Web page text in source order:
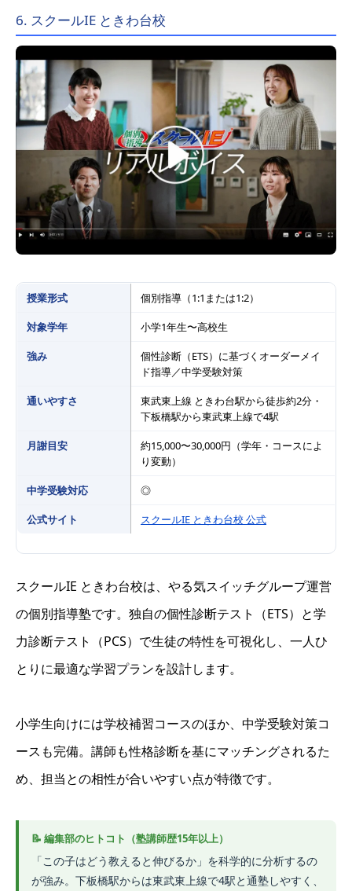
6. スクールIE ときわ台校
授業形式 個別指導（1:1または1:2）
対象学年 小学1年生〜高校生
強み
個性診断（ETS）に基づくオーダーメイ
ド指導／中学受験対策
通いやすさ
東武東上線 ときわ台駅から徒歩約2分・
下板橋駅から東武東上線で4駅
月謝目安
約15,000〜30,000円（学年・コースによ
り変動）
中学受験対応 ◎
公式サイト スクールIE ときわ台校 公式
スクールIE ときわ台校は、やる気スイッチグループ運営
の個別指導塾です。独自の個性診断テスト（ETS）と学
力診断テスト（PCS）で生徒の特性を可視化し、一人ひ
とりに最適な学習プランを設計します。
小学生向けには学校補習コースのほか、中学受験対策コ
ースも完備。講師も性格診断を基にマッチングされるた
め、担当との相性が合いやすい点が特徴です。
「この子はどう教えると伸びるか」を科学的に分析するの
が強み。下板橋駅からは東武東上線で4駅と通塾しやすく、